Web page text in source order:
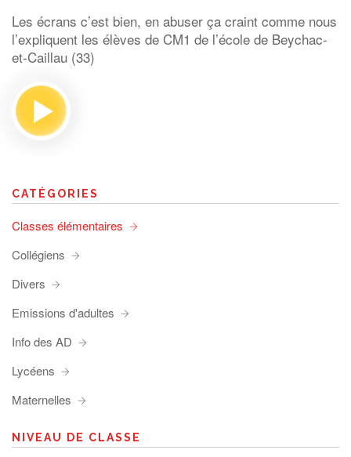
Les écrans c’est bien, en abuser ça craint comme nous
l’expliquent les élèves de CM1 de l’école de Beychac-
et-Caillau (33)
CATÉGORIES
Classes élémentaires
Collégiens
Divers
Emissions d'adultes
Info des AD
Lycéens
Maternelles
NIVEAU DE CLASSE